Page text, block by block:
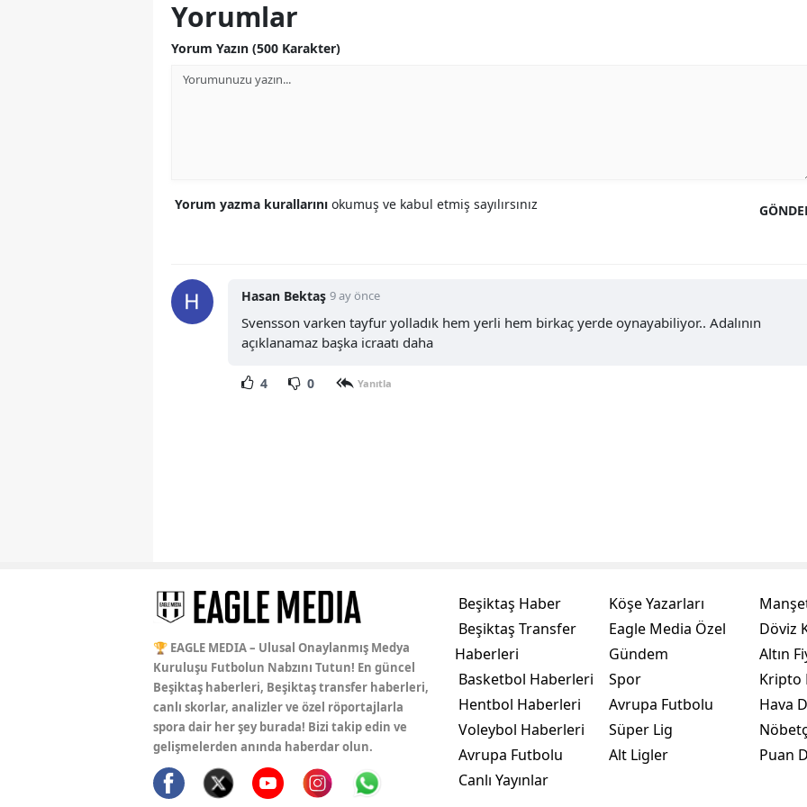
Yorumlar
Yorum Yazın (500 Karakter)
Yorum yazma kurallarını okumuş ve kabul etmiş sayılırsınız
Hasan Bektaş 9 ay önce
Svensson varken tayfur yolladık hem yerli hem birkaç yerde oynayabiliyor.. Adalının
açıklanamaz başka icraatı daha
4 0 Yanıtla
🏆 EAGLE MEDIA – Ulusal Onaylanmış Medya
Kuruluşu Futbolun Nabzını Tutun! En güncel
Beşiktaş haberleri, Beşiktaş transfer haberleri,
canlı skorlar, analizler ve özel röportajlarla
spora dair her şey burada! Bizi takip edin ve
gelişmelerden anında haberdar olun.
Beşiktaş Haber
Beşiktaş Transfer
Haberleri
Basketbol Haberleri
Hentbol Haberleri
Voleybol Haberleri
Avrupa Futbolu
Canlı Yayınlar
Köşe Yazarları
Eagle Media Özel
Gündem
Spor
Avrupa Futbolu
Süper Lig
Alt Ligler
Döviz
Altın
Kripto
Hava
Puan